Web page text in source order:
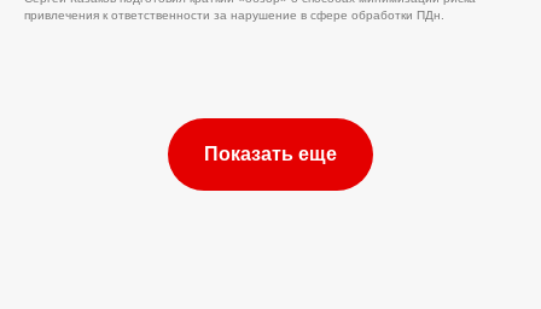
привлечения к ответственности за нарушение в сфере обработки ПДн.
Показать еще